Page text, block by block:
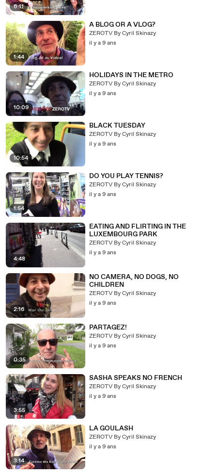
6:11
1:44
A BLOG OR A VLOG?
ZEROTV By Cyril Skinazy
il y a 9 ans
10:09
HOLIDAYS IN THE METRO
ZEROTV By Cyril Skinazy
il y a 9 ans
10:54
BLACK TUESDAY
ZEROTV By Cyril Skinazy
il y a 9 ans
1:54
DO YOU PLAY TENNIS?
ZEROTV By Cyril Skinazy
il y a 9 ans
4:48
EATING AND FLIRTING IN THE
LUXEMBOURG PARK
ZEROTV By Cyril Skinazy
il y a 9 ans
2:16
NO CAMERA, NO DOGS, NO
CHILDREN
ZEROTV By Cyril Skinazy
il y a 9 ans
0:35
PARTAGEZ!
ZEROTV By Cyril Skinazy
il y a 9 ans
3:55
SASHA SPEAKS NO FRENCH
ZEROTV By Cyril Skinazy
il y a 9 ans
3:14
LA GOULASH
ZEROTV By Cyril Skinazy
il y a 9 ans